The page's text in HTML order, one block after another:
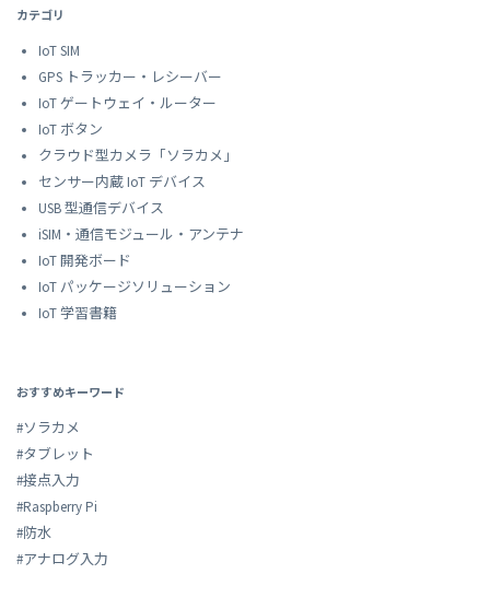
カテゴリ
IoT SIM
GPS トラッカー・レシーバー
IoT ゲートウェイ・ルーター
IoT ボタン
クラウド型カメラ「ソラカメ」
センサー内蔵 IoT デバイス
USB 型通信デバイス
iSIM・通信モジュール・アンテナ
IoT 開発ボード
IoT パッケージソリューション
IoT 学習書籍
おすすめキーワード
#ソラカメ
#タブレット
#接点入力
#Raspberry Pi
#防水
#アナログ入力